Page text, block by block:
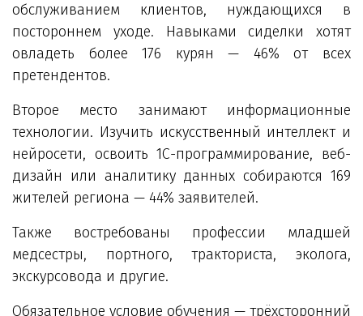
обслуживанием клиентов, нуждающихся в
постороннем уходе. Навыками сиделки хотят
овладеть более 176 курян — 46% от всех
претендентов.
Второе место занимают информационные
технологии. Изучить искусственный интеллект и
нейросети, освоить 1С-программирование, веб-
дизайн или аналитику данных собираются 169
жителей региона — 44% заявителей.
Также востребованы профессии младшей
медсестры, портного, тракториста, эколога,
экскурсовода и другие.
Обязательное условие обучения — трёхсторонний